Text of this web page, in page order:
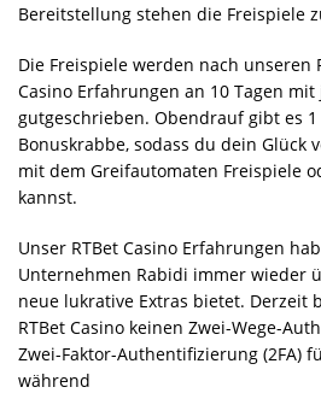
Bereitstellung stehen die Freispiele
Die Freispiele werden nach unseren
Casino Erfahrungen an 10 Tagen mit
gutgeschrieben. Obendrauf gibt es
Bonuskrabbe, sodass du dein Glück
mit dem Greifautomaten Freispiele
kannst.
Unser RTBet Casino Erfahrungen
Unternehmen Rabidi immer wieder
neue lukrative Extras bietet. Derzeit
RTBet Casino keinen Zwei-Wege-
Zwei-Faktor-Authentifizierung (2FA)
während